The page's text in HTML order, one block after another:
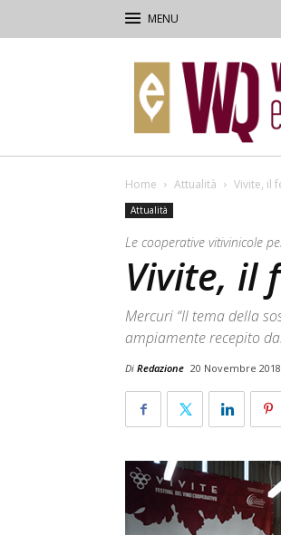
–
Vigne,
Vini
&
Home Attualità Vivite, il
Attualità
Le cooperative vitivinicole
Vivite, il
Mercuri “Il tema della
ampiamente recepito
Di Redazione 20 Novembre 2018